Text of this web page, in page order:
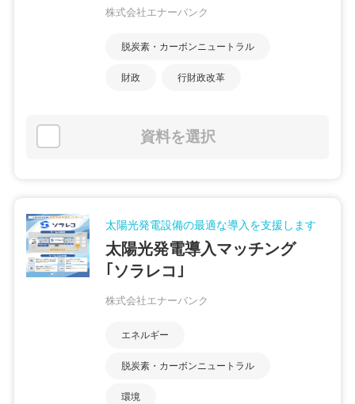
株式会社エナーバンク
脱炭素・カーボンニュートラル
財政 行財政改革
資料を選択
太陽光発電設備の最適な導入を支援します
太陽光発電導入マッチング
｢ソラレコ｣
株式会社エナーバンク
エネルギー
脱炭素・カーボンニュートラル
環境